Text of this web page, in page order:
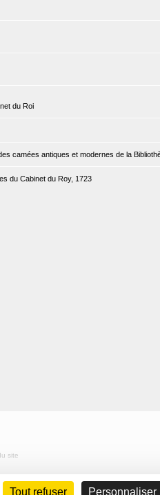
du Roi
camées antiques et modernes de la
du Cabinet du Roy, 1723
site
Tout refuser Personnaliser